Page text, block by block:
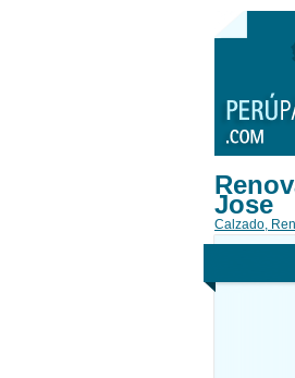
Jose
Calzado,